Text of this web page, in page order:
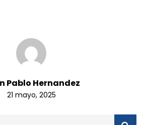
Pablo Hernandez
21 mayo, 2025